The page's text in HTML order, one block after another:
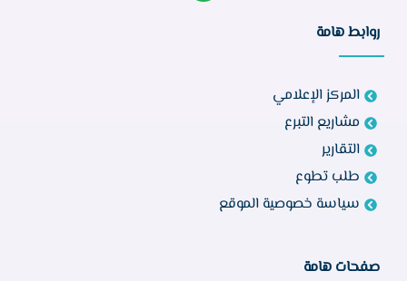
روابط هامة
المركز الإعلامي
مشاريع التبرع
التقارير
طلب تطوع
سياسة خصوصية الموقع
صفحات هامة